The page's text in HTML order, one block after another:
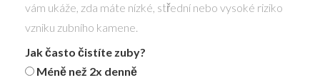
vám ukáže, zda máte nízké, střední nebo vysoké riziko
vzniku zubního kamene.
Jak často čistíte zuby?
Méně než 2x denně